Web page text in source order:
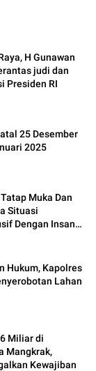
H Gunawan
Presiden RI
25 Desember
2025
Muka Dan
Situasi
Dengan Insan
Hukum, Kapolres
Lahan
Miliar di
Mangkrak,
Kewajiban